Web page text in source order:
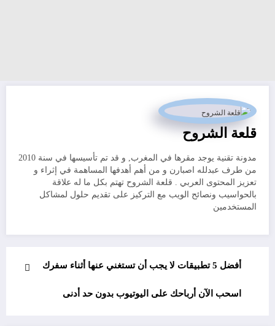
قلعة الشروح
مدونة تقنية يوجد مقرها في المغرب, و قد تم تأسيسها في سنة 2010
من طرف عبدلله اصبارن و من أهم أهدفها المساهمة في إثراء و
تعزيز المحتوى العربي . قلعة الشروح تهتم بكل ما له علاقة
بالحواسيب ونصائح الويب مع التركيز على تقديم حلول لمشاكل
المستخدمين
أفضل 5 تطبيقات لا يجب أن تستغني عنها أثناء سفرك
اسحب الآن أرباحك على اليوتيوب بدون حد أدنى